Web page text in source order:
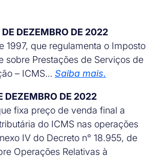
DEZEMBRO DE 2022
1997, que regulamenta o Imposto
sobre Prestações de Serviços de
– ICMS… Saiba mais.
DEZEMBRO DE 2022
fixa preço de venda final a
do ICMS nas operações
IV do Decreto n° 18.955, de
Operações Relativas à